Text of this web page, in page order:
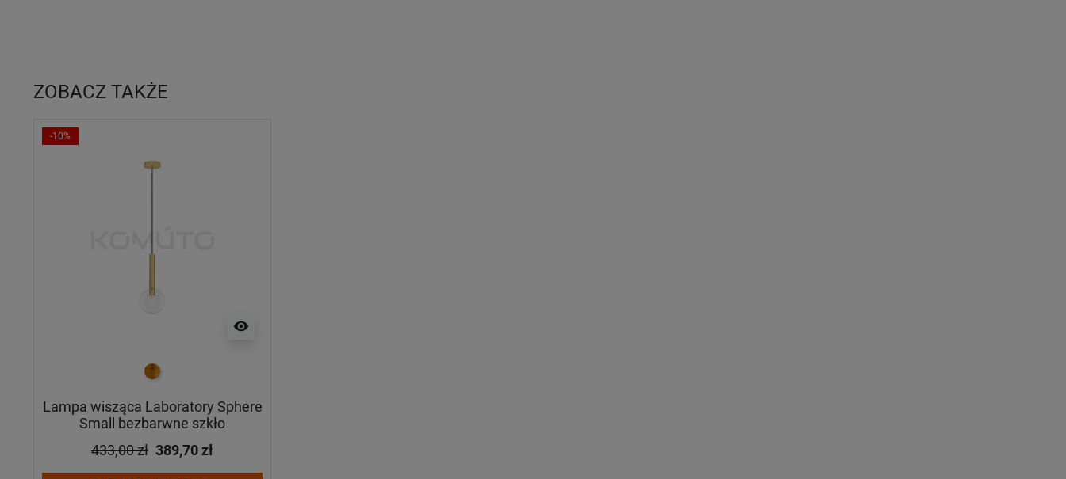
ZOBACZ TAKŻE
-10%
visibility
złoty
Lampa wisząca Laboratory Sphere
Small bezbarwne szkło
433,00 zł 389,70 zł